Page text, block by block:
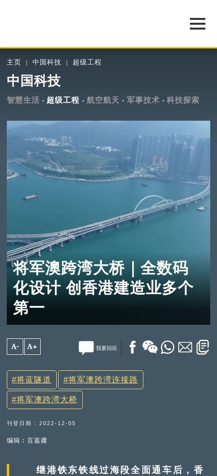
主页 中国科技 超级工程
中国科技
智慧生活 超级工程 航空航天 军事技术 科技探索
将军澳跨湾大桥｜全数码
化设计 创香港建造业多个
第一
A- A+ 我要回应
将蓝隧道 将军澳跨湾连接路
将军澳跨湾大桥
刊登日期 : 2022-12-05
编辑︰言嘉庸
继港铁东铁线过海段全面通车后，香